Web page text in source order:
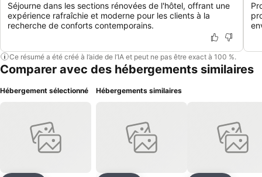
Séjourne dans les sections rénovées de l'hôtel, offrant une
expérience rafraîchie et moderne pour les clients à la
recherche de conforts contemporains.
Ce résumé a été créé à l’aide de l’IA et peut ne pas être exact à 100 %.
Comparer avec des hébergements similaires
Hébergement sélectionné Hébergements similaires